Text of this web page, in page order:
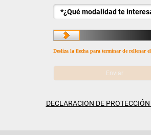
Desliza la flecha para terminar de rellenar
DECLARACION DE PROTECCIÓN